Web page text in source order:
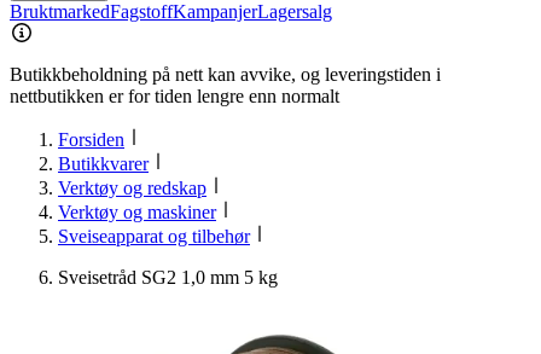
BruktmarkedFagstoffKampanjerLagersalg
Butikkbeholdning på nett kan avvike, og leveringstiden i
nettbutikken er for tiden lengre enn normalt
Forsiden
Butikkvarer
Verktøy og redskap
Verktøy og maskiner
Sveiseapparat og tilbehør
Sveisetråd SG2 1,0 mm 5 kg